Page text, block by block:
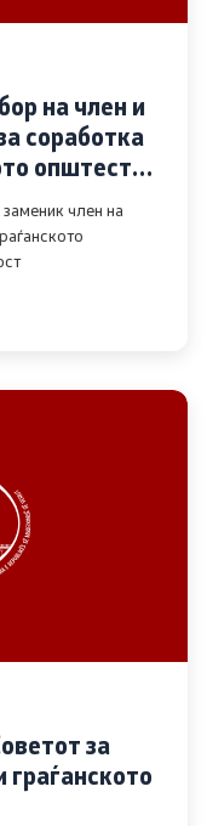
сектор
граѓанските
на член и
соработка
општество
член на
за